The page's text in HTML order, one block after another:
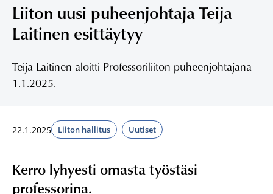
Liiton uusi puheenjohtaja Teija
Laitinen esittäytyy
Teija Laitinen aloitti Professoriliiton puheenjohtajana
1.1.2025.
22.1.2025 Liiton hallitus Uutiset
Kerro lyhyesti omasta työstäsi
professorina.